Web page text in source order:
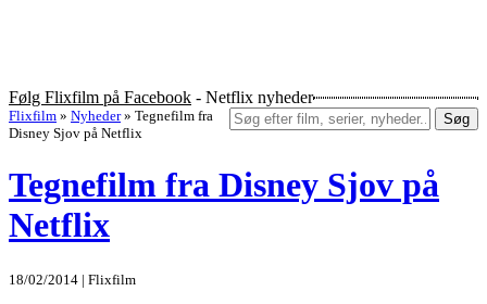
Følg Flixfilm på Facebook - Netflix nyheder
Søg
Flixfilm » Nyheder » Tegnefilm fra
Disney Sjov på Netflix
Tegnefilm fra Disney Sjov på
Netflix
18/02/2014 | Flixfilm